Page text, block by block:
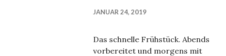
JANUAR 24, 2019
Das schnelle Frühstück. Abends
vorbereitet und morgens mit